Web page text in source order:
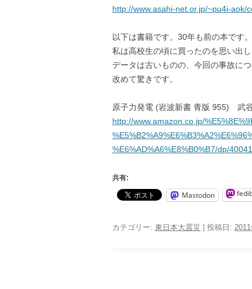
http://www.asahi-net.or.jp/~pu4i-aok/
以下は書籍です。30年も前の本です。
私は高校生の頃に買ったのを思い出
データは古いものの、今回の事故に
改めて驚きです。
原子力発電 (岩波新書 青版 955) 武
http://www.amazon.co.jp/
%E6%AD%A6%E8%B0%B7/dp/
共有:
Mastodon
カテゴリー: 東日本大震災 | 投稿日: